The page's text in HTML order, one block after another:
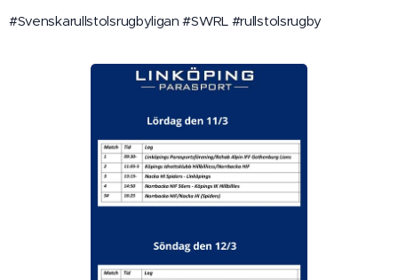
#Svenskarullstolsrugbyligan #SWRL #rullstolsrugby